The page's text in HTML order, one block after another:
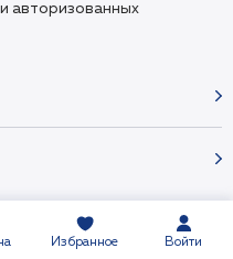
авторизованных
Избранное Войти